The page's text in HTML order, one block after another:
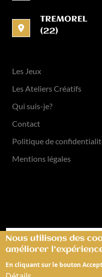
TREMOREL
(22)
Liens rapides
Les Jeux
Les Ateliers Créatifs
Qui suis-je?
Contact
Politique de
Mentions légales
Nous utilisons des
améliorer
En cliquant sur le bouton